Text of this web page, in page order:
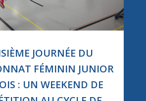
JOURNÉE DU
FÉMININ JUNIOR
: UN WEEKEND DE